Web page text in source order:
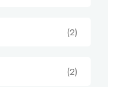
(2)
(2)